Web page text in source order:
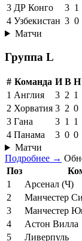
3 ДР Конго 3 1
4 Узбекистан 3 0
Матчи
Группа L
# Команда И В Н
1 Англия 3 2 1
2 Хорватия 3 2 0
3 Гана 3 1 1
4 Панама 3 0 0
Матчи
Подробнее →
Поз
1
Арсенал (Ч)
2
Манчестер
3
Манчестер
4
Астон Вилла
5
Ливерпуль